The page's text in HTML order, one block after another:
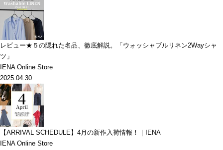
レビュー★５の隠れた名品、徹底解説。「ウォッシャブルリネン2Wayシャ
ツ」
IENA Online Store
2025.04.30
【ARRIVAL SCHEDULE】4月の新作入荷情報！｜IENA
IENA Online Store